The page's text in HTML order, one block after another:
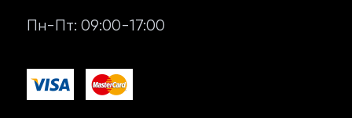
Пн-Пт: 09:00-17:00
Другие соусы
Мясо для шаурмы
Фалафель
Контакты